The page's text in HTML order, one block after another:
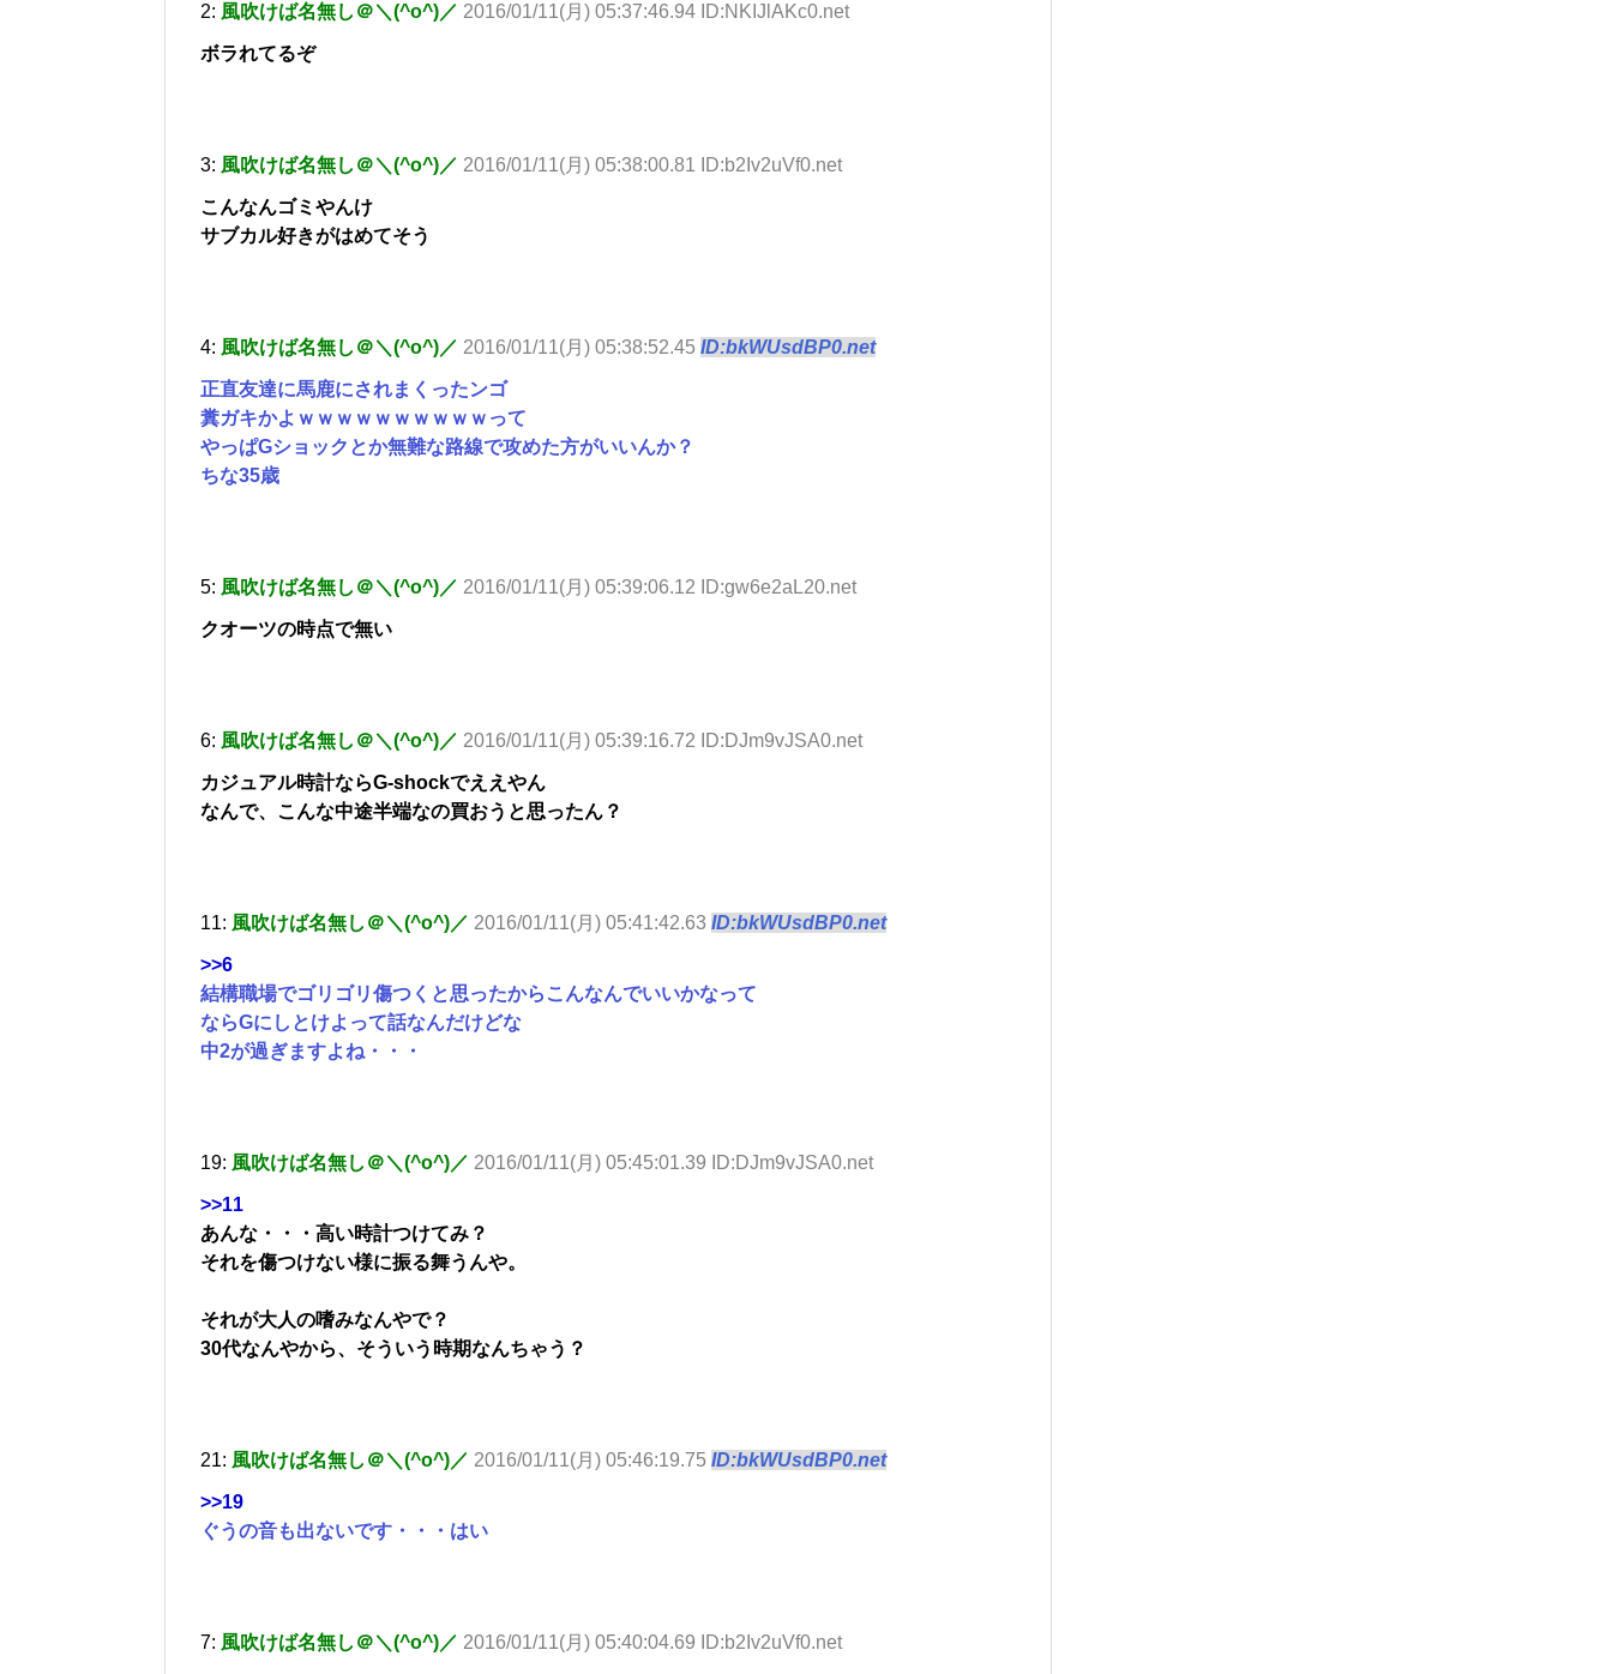
2: 風吹けば名無し＠＼(^o^)／ 2016/01/11(月) 05:37:46.94 ID:NKIJlAKc0.net
ボラれてるぞ
3: 風吹けば名無し＠＼(^o^)／ 2016/01/11(月) 05:38:00.81 ID:b2Iv2uVf0.net
こんなんゴミやんけ
サブカル好きがはめてそう
4: 風吹けば名無し＠＼(^o^)／ 2016/01/11(月) 05:38:52.45 ID:bkWUsdBP0.net
正直友達に馬鹿にされまくったンゴ
糞ガキかよｗｗｗｗｗｗｗｗｗｗって
やっぱGショックとか無難な路線で攻めた方がいいんか？
ちな35歳
5: 風吹けば名無し＠＼(^o^)／ 2016/01/11(月) 05:39:06.12 ID:gw6e2aL20.net
クオーツの時点で無い
6: 風吹けば名無し＠＼(^o^)／ 2016/01/11(月) 05:39:16.72 ID:DJm9vJSA0.net
カジュアル時計ならG-shockでええやん
なんで、こんな中途半端なの買おうと思ったん？
11: 風吹けば名無し＠＼(^o^)／ 2016/01/11(月) 05:41:42.63 ID:bkWUsdBP0.net
>>6
結構職場でゴリゴリ傷つくと思ったからこんなんでいいかなって
ならGにしとけよって話なんだけどな
中2が過ぎますよね・・・
19: 風吹けば名無し＠＼(^o^)／ 2016/01/11(月) 05:45:01.39 ID:DJm9vJSA0.net
>>11
あんな・・・高い時計つけてみ？
それを傷つけない様に振る舞うんや。
それが大人の嗜みなんやで？
30代なんやから、そういう時期なんちゃう？
21: 風吹けば名無し＠＼(^o^)／ 2016/01/11(月) 05:46:19.75 ID:bkWUsdBP0.net
>>19
ぐうの音も出ないです・・・はい
7: 風吹けば名無し＠＼(^o^)／ 2016/01/11(月) 05:40:04.69 ID:b2Iv2uVf0.net